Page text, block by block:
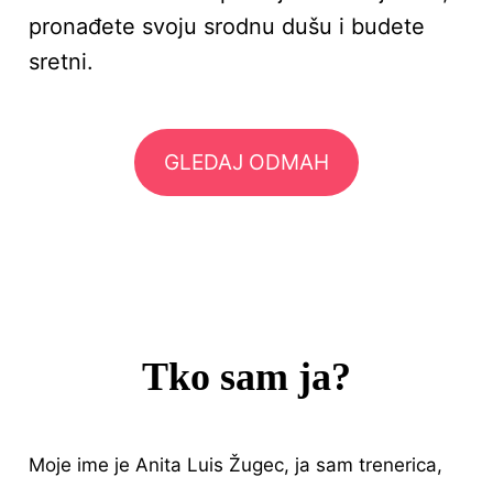
pronađete svoju srodnu dušu i budete
sretni.
GLEDAJ ODMAH
Tko sam ja?
Moje ime je Anita Luis Žugec, ja sam trenerica,